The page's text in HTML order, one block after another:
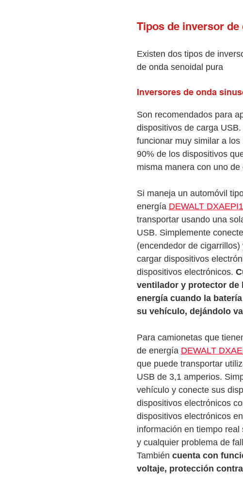
Tipos de inversor
Existen dos tipos de
de onda senoidal pura
Inversores de onda
Son recomendados para
dispositivos de carga
funcionar muy similar a
90% de los dispositivos
misma manera con uno
Si maneja un automóvil
energía DEWALT
transportar usando una
USB. Simplemente
(encendedor de
cargar dispositivos
dispositivos electrónicos.
ventilador y protector de
energía cuando la
su vehículo, dejándolo
Para camionetas que
de energía DEWALT
que puede transportar
USB de 3,1 amperios.
vehículo y conecte sus
dispositivos electrónicos
dispositivos electrónicos
información en tiempo
y cualquier problema de
También cuenta con
voltaje, protección